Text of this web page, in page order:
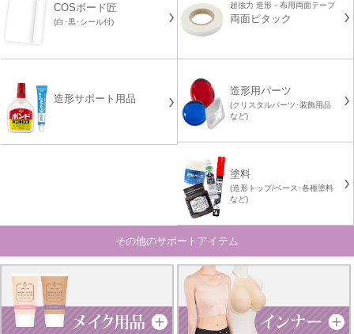
COSボード匠
(白･黒･シール付)
超強力 造形・布用両面テープ
両面ピタック
造形サポート用品
造形用パーツ
(クリスタルパーツ･装飾用品
など)
塗料
(造形トップ/ベース･各種塗料
など)
その他のサポートアイテム